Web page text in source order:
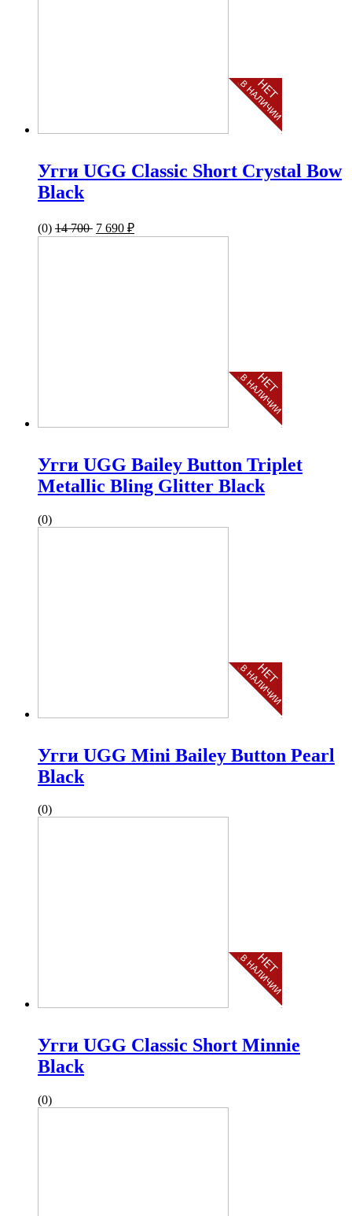
Угги UGG Classic Short Crystal Bow
Black
(0) 14 700 7 690 ₽
Угги UGG Bailey Button Triplet
Metallic Bling Glitter Black
(0)
Угги UGG Mini Bailey Button Pearl
Black
(0)
Угги UGG Classic Short Minnie
Black
(0)